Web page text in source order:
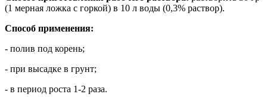
(1 мерная ложка с горкой) в 10 л воды (0,3% раствор).
Способ применения:
- полив под корень;
- при высадке в грунт;
- в период роста 1-2 раза.